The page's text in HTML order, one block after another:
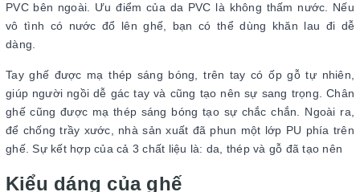
PVC bên ngoài. Ưu điểm của da PVC là không thấm nước. Nếu
vô tình có nước đổ lên ghế, bạn có thể dùng khăn lau đi dễ
dàng.
Tay ghế được mạ thép sáng bóng, trên tay có ốp gỗ tự nhiên,
giúp người ngồi dễ gác tay và cũng tạo nên sự sang trọng. Chân
ghế cũng được mạ thép sáng bóng tạo sự chắc chắn. Ngoài ra,
để chống trầy xước, nhà sản xuất đã phun một lớp PU phía trên
ghế. Sự kết hợp của cả 3 chất liệu là: da, thép và gỗ đã tạo nên
Kiểu dáng của ghế